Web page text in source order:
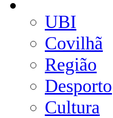
UBI
Covilhã
Região
Desporto
Cultura